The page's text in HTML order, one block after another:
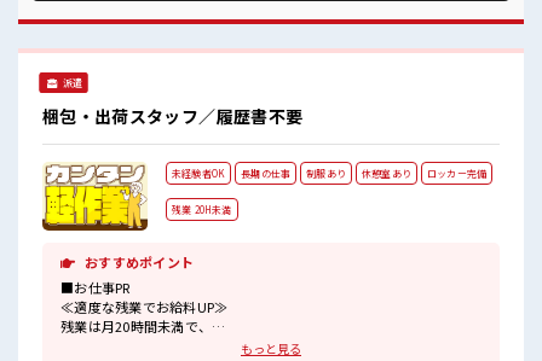
派遣
梱包・出荷スタッフ／履歴書不要
未経験者OK 長期の仕事 制服あり 休憩室あり ロッカー完備
残業 20H未満
おすすめポイント
■お仕事PR
≪適度な残業でお給料UP≫
残業は月20時間未満で、
もっと見る